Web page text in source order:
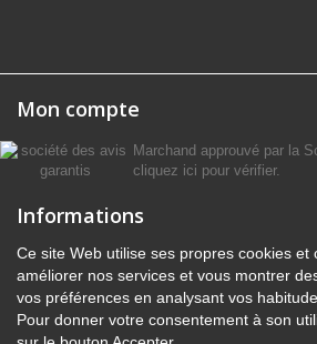
Mon compte
Marchand approuvé par la
cliquez ici pour vérifier.
Informations
Ce site Web utilise ses propres cookies et
améliorer nos services et vous montrer
vos préférences en analysant vos
Pour donner votre consentement à son